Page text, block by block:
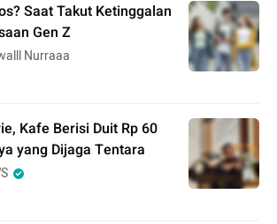
Saat Takut Ketinggalan
Gen Z
Nurraaa
Kafe Berisi Duit Rp 60
yang Dijaga Tentara